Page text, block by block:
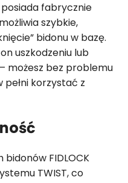
posiada fabrycznie
szybkie,
bidonu w bazę.
uszkodzeniu lub
możesz bez problemu
korzystać z
FIDLOCK
TWIST, co